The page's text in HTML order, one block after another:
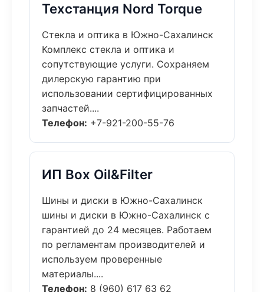
Техстанция Nord Torque
Стекла и оптика в Южно-Сахалинск
Комплекс стекла и оптика и
сопутствующие услуги. Сохраняем
дилерскую гарантию при
использовании сертифицированных
запчастей....
Телефон: +7-921-200-55-76
ИП Box Oil&Filter
Шины и диски в Южно-Сахалинск
шины и диски в Южно-Сахалинск с
гарантией до 24 месяцев. Работаем
по регламентам производителей и
используем проверенные
материалы....
Телефон: 8 (960) 617 63 62